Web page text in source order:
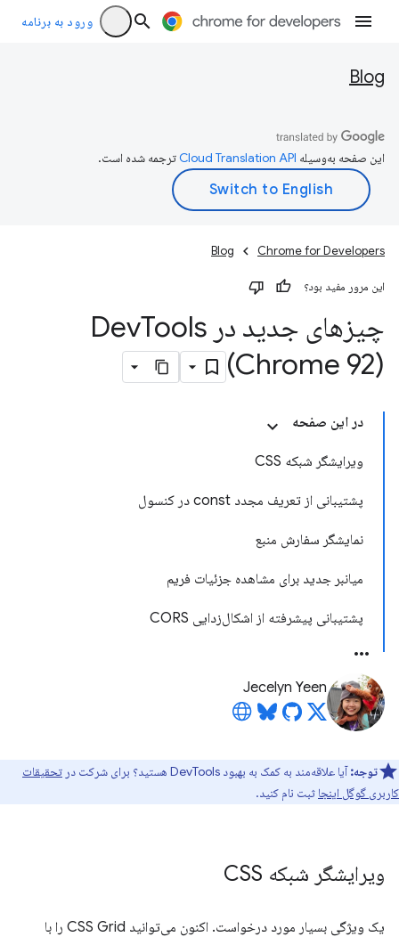
ورود به برنامه
Blog
این صفحه به‌وسیله ترجمه شده است.
Chrome for Developers
Blog
این مرور مفید بود؟
چیزهای جدید در Dev Tools
(Chrome 92)
در این صفحه
ویرایشگر شبکه CSS
پشتیبانی از تعریف مجدد const در کنسول
نمایشگر سفارش منبع
میانبر جدید برای مشاهده جزئیات فریم
پشتیبانی پیشرفته از اشکال‌زدایی CORS
Jecelyn Yeen
توجه:آیا علاقه‌مند به کمک به بهبود DevTools هستید؟ برای شرکت در
تحقیقات
کاربری گوگل اینجا ثبت نام کنید.
ویرایشگر شبکه CSS
یک ویژگی بسیار مورد درخواست. اکنون می‌توانید CSS Grid را با